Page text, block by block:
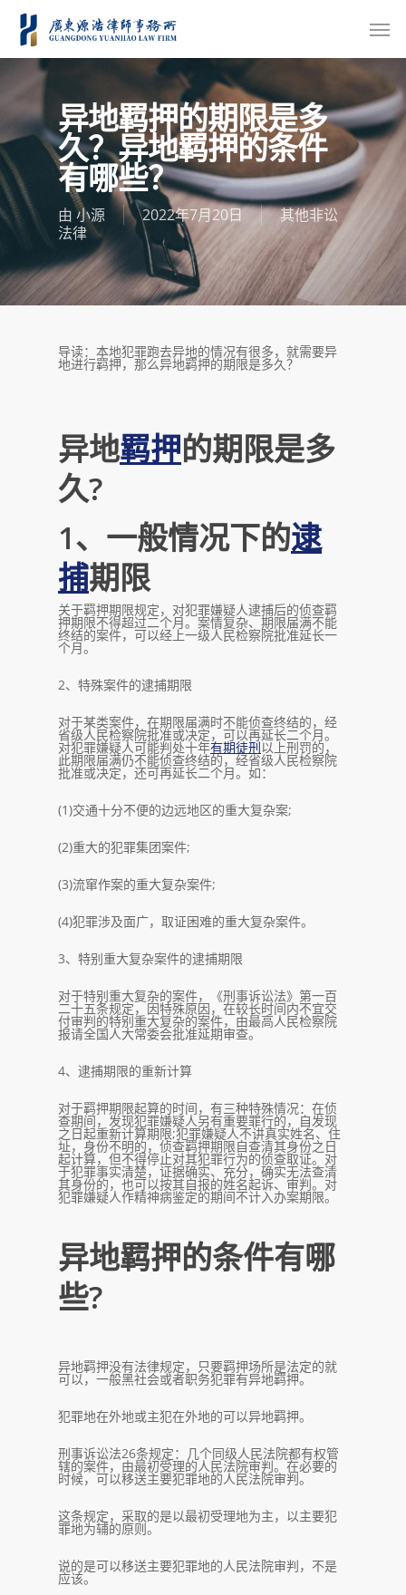
异地羁押的期限是多
久？异地羁押的条件
有哪些？
由 小源 2022年7月20日
其他非讼
法律
导读：本地犯罪跑去异地的情况有很多，就需要异
地进行羁押，那么异地羁押的期限是多久？
异地羁押的期限是多
久?
1、一般情况下的逮
捕期限
关于羁押期限规定，对犯罪嫌疑人逮捕后的侦查羁
押期限不得超过二个月。案情复杂、期限届满不能
终结的案件，可以经上一级人民检察院批准延长一
个月。
2、特殊案件的逮捕期限
对于某类案件，在期限届满时不能侦查终结的，经
省级人民检察院批准或决定，可以再延长二个月。
对犯罪嫌疑人可能判处十年有期徒刑以上刑罚的，
此期限届满仍不能侦查终结的，经省级人民检察院
批准或决定，还可再延长二个月。如：
(1)交通十分不便的边远地区的重大复杂案;
(2)重大的犯罪集团案件;
(3)流窜作案的重大复杂案件;
(4)犯罪涉及面广，取证困难的重大复杂案件。
3、特别重大复杂案件的逮捕期限
对于特别重大复杂的案件，《刑事诉讼法》第一百
二十五条规定，因特殊原因，在较长时间内不宜交
付审判的特别重大复杂的案件，由最高人民检察院
报请全国人大常委会批准延期审查。
4、逮捕期限的重新计算
对于羁押期限起算的时间，有三种特殊情况：在侦
查期间，发现犯罪嫌疑人另有重要罪行的，自发现
之日起重新计算期限;犯罪嫌疑人不讲真实姓名、住
址，身份不明的，侦查羁押期限自查清其身份之日
起计算，但不得停止对其犯罪行为的侦查取证。对
于犯罪事实清楚，证据确实、充分，确实无法查清
其身份的，也可以按其自报的姓名起诉、审判。对
犯罪嫌疑人作精神病鉴定的期间不计入办案期限。
异地羁押的条件有哪
些?
异地羁押没有法律规定，只要羁押场所是法定的就
可以，一般黑社会或者职务犯罪有异地羁押。
犯罪地在外地或主犯在外地的可以异地羁押。
刑事诉讼法26条规定：几个同级人民法院都有权管
辖的案件，由最初受理的人民法院审判。在必要的
时候，可以移送主要犯罪地的人民法院审判。
这条规定，采取的是以最初受理地为主，以主要犯
罪地为辅的原则。
说的是可以移送主要犯罪地的人民法院审判，不是
应该。